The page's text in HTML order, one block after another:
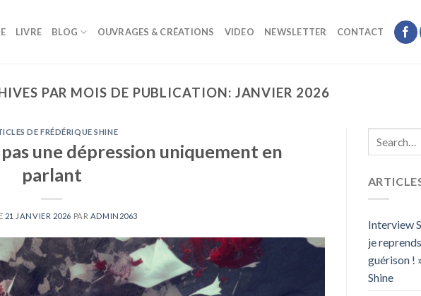
LIVRE BLOG OUVRAGES & CRÉATIONS VIDEO NEWSLETTER CONTACT
PAR MOIS DE PUBLICATION: JANVIER 2026
DE FRÉDÉRIQUE SHINE
une dépression uniquement en
parlant
21 JANVIER 2026 PAR ADMIN2063
Interview
je
guérison !
Shine